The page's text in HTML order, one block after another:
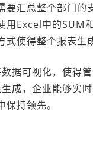
汇总整个部门
Excel中的SUM
使得整个报表生
据可视化，使得
成，企业能够实
持领先。